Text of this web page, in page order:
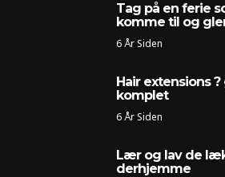
Tag på en ferie
komme til og
6 År Siden
Hair extensions
komplet
6 År Siden
Lær og lav de
derhjemme